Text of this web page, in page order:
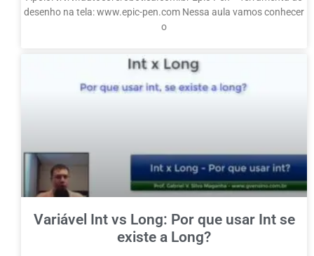
desenho na tela: www.epic-pen.com Nessa aula vamos conhecer
o
Variável Int vs Long: Por que usar Int se
existe a Long?